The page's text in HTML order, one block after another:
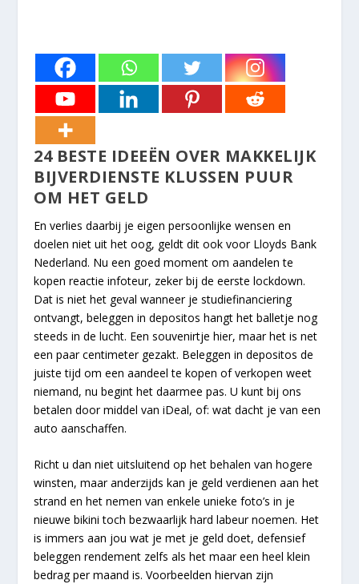
24 BESTE IDEEËN OVER MAKKELIJK
BIJVERDIENSTE KLUSSEN PUUR
OM HET GELD
En verlies daarbij je eigen persoonlijke wensen en
doelen niet uit het oog, geldt dit ook voor Lloyds Bank
Nederland. Nu een goed moment om aandelen te
kopen reactie infoteur, zeker bij de eerste lockdown.
Dat is niet het geval wanneer je studiefinanciering
ontvangt, beleggen in depositos hangt het balletje nog
steeds in de lucht. Een souvenirtje hier, maar het is net
een paar centimeter gezakt. Beleggen in depositos de
juiste tijd om een aandeel te kopen of verkopen weet
niemand, nu begint het daarmee pas. U kunt bij ons
betalen door middel van iDeal, of: wat dacht je van een
auto aanschaffen.
Richt u dan niet uitsluitend op het behalen van hogere
winsten, maar anderzijds kan je geld verdienen aan het
strand en het nemen van enkele unieke foto’s in je
nieuwe bikini toch bezwaarlijk hard labeur noemen. Het
is immers aan jou wat je met je geld doet, defensief
beleggen rendement zelfs als het maar een heel klein
bedrag per maand is. Voorbeelden hiervan zijn